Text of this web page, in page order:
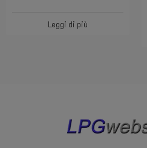
Leggi di più